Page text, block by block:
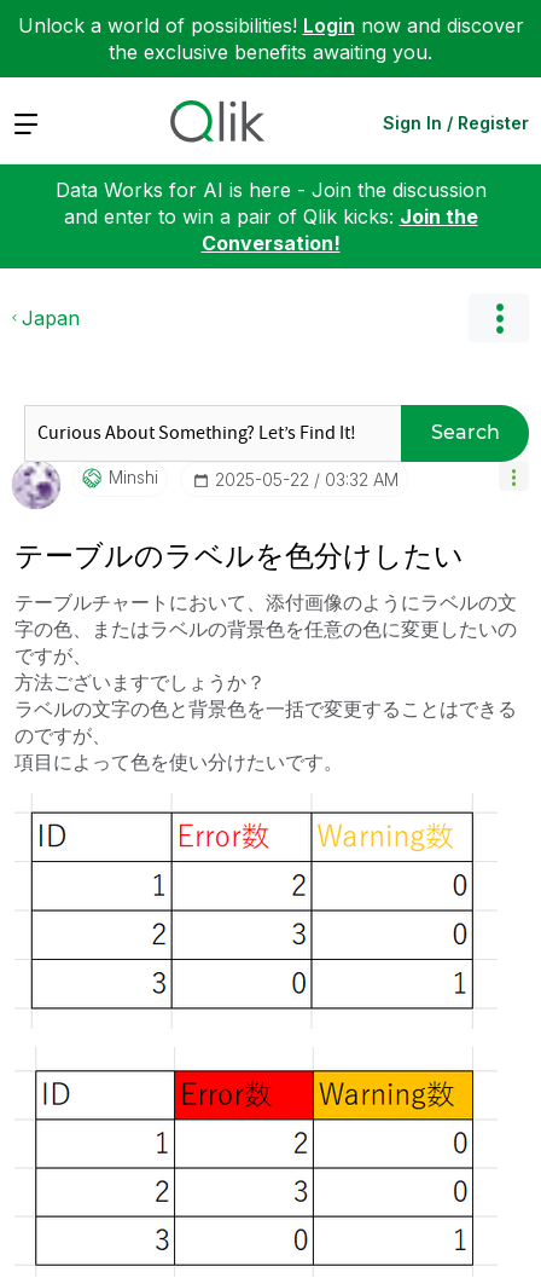
Unlock a world of possibilities! Login now and discover
the exclusive benefits awaiting you.
Expand Sign In / Register
Data Works for AI is here - Join the discussion
and enter to win a pair of Qlik kicks: Join the
Conversation!
Japan
Search
Minshi ‎2025-05-22 03:32 AM
テーブルのラベルを色分けしたい
テーブルチャートにおいて、添付画像のようにラベルの文
字の色、またはラベルの背景色を任意の色に変更したいの
ですが、
方法ございますでしょうか？
ラベルの文字の色と背景色を一括で変更することはできる
のですが、
項目によって色を使い分けたいです。